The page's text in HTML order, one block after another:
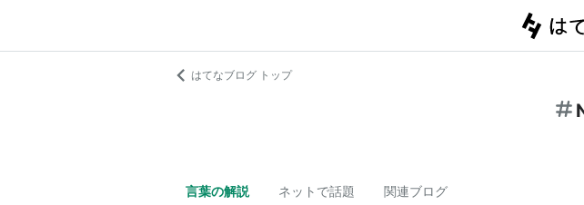
はてなブログ トップ
言葉の解説 ネットで話題 関連ブログ